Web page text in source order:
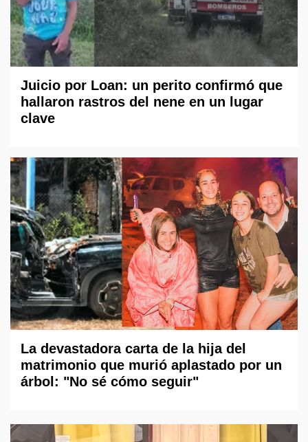
Juicio por Loan: un perito confirmó que
hallaron rastros del nene en un lugar
clave
La devastadora carta de la hija del
matrimonio que murió aplastado por un
árbol: "No sé cómo seguir"